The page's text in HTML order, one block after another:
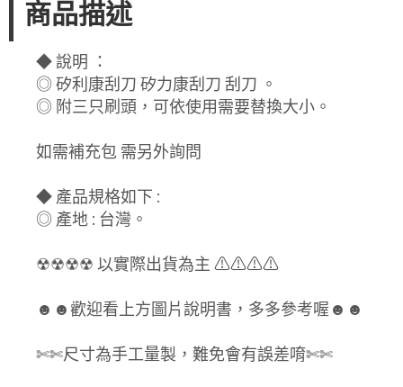
商品描述
◆ 說明 ：
◎ 矽利康刮刀 矽力康刮刀 刮刀 。
◎ 附三只刷頭，可依使用需要替換大小。
如需補充包 需另外詢問
◆ 產品規格如下 :
◎ 產地 : 台灣。
☢☢☢☢ 以實際出貨為主 ⚠⚠⚠⚠
☻☻歡迎看上方圖片說明書，多多參考喔☻☻
✄✄尺寸為手工量製，難免會有誤差唷✄✄